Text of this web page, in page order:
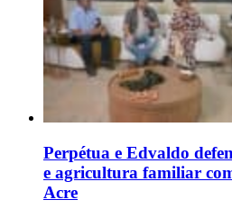
Perpétua e Edvaldo
e agricultura familiar
Acre